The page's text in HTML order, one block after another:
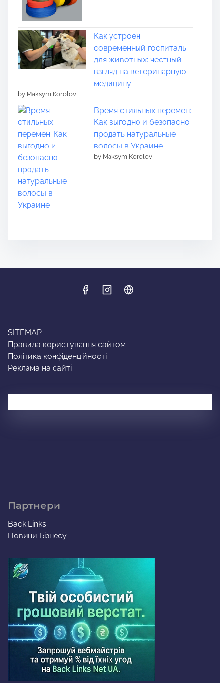
Как устроен
современный госпиталь
для животных: честный
взгляд на ветеринарную
медицину
by Maksym Korolov
Время стильных перемен:
Как выгодно и безопасно
продать натуральные
волосы в Украине
by Maksym Korolov
SITEMAP
Правила користування сайтом
Політика конфіденційності
Реклама на сайті
Партнери
Back Links
Новини Бізнесу